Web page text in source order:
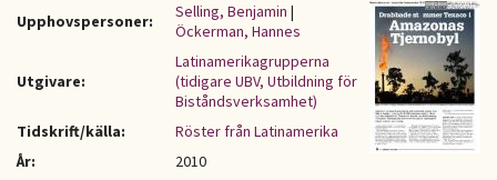
Upphovspersoner: Selling, Benjamin |
Öckerman, Hannes
Utgivare:
Latinamerikagrupperna
(tidigare UBV, Utbildning för
Biståndsverksamhet)
Tidskrift/källa:
Röster från Latinamerika
År:
2010